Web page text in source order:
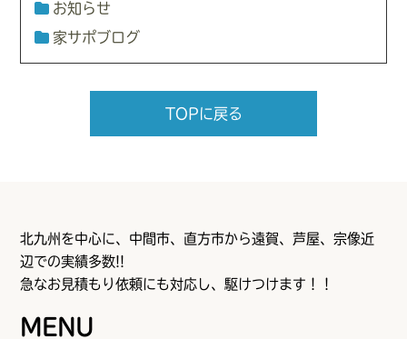
お知らせ
家サポブログ
TOPに戻る
北九州を中心に、中間市、直方市から遠賀、芦屋、宗像近
辺での実績多数!!
急なお見積もり依頼にも対応し、駆けつけます！！
MENU